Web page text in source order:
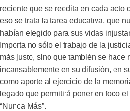
reciente que se reedita en cada acto
eso se trata la tarea educativa, que
habían elegido para sus vidas
Importa no sólo el trabajo de la
más justo, sino que también se hace
incansablemente en su difusión, en
como aporte al ejercicio de la
legado que permitirá poner en foco
“Nunca Más”.